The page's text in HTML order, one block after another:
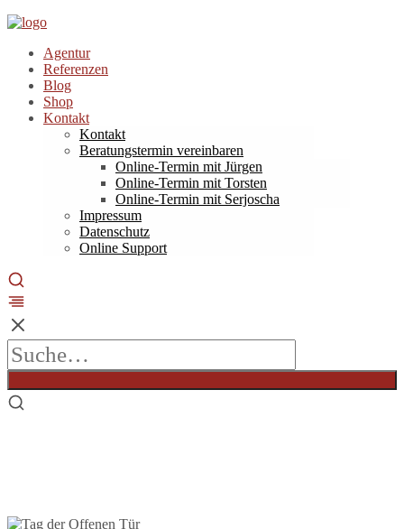
Agentur
Referenzen
Blog
Shop
Kontakt
Kontakt
Beratungstermin vereinbaren
Online-Termin mit Jürgen
Online-Termin mit Torsten
Online-Termin mit Serjoscha
Impressum
Datenschutz
Online Support